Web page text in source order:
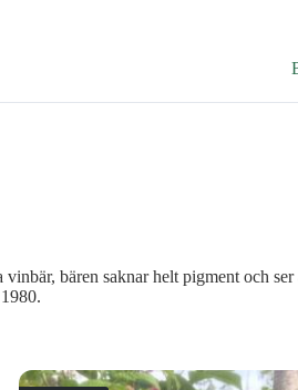
bären saknar helt pigment och